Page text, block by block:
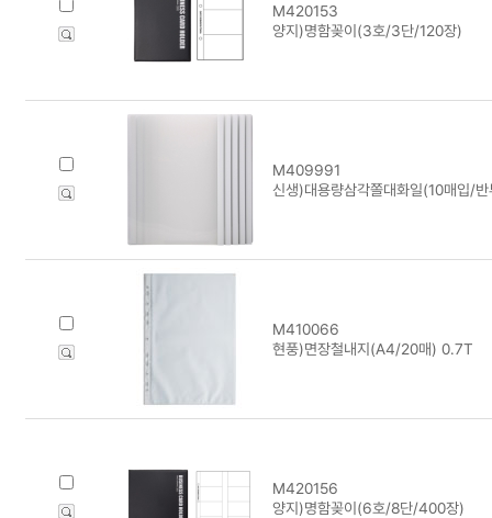
M420153
양지)명함꽂이(3호/3단/120장)
M409991
신생)대용량삼각쫄대화일(10매입/반
M410066
현풍)면장철내지(A4/20매) 0.7T
M420156
양지)명함꽂이(6호/8단/400장)